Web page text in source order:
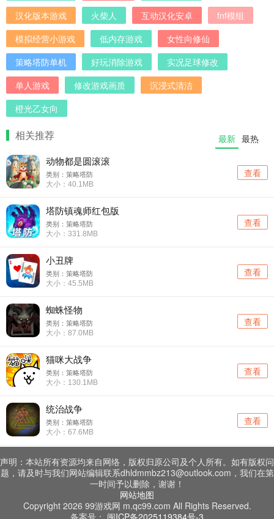
汉化版本游戏
火柴人 互动汉化安卓
fnf模组
模拟经营小游戏
低内存游戏
女性向修仙
策略塔防单机
好玩消除游戏
实况足球修改
单人游戏
修改游戏画质
沉浸式清洁
橙光乙女向
相关推荐 最新 最热
动物都是圆滚滚
类别：策略塔防
大小：40.1MB
查看
塔防镇魂师红包版
类别：策略塔防
大小：331.8MB
查看
小丑牌
类别：策略塔防
大小：45.5MB
查看
蜘蛛怪物
类别：策略塔防
大小：87.0MB
查看
猫咪大战争
类别：策略塔防
大小：130.1MB
查看
统治战争
类别：策略塔防
大小：67.6MB
查看
声明：本站所有资源均来自网络，版权归原公司及个人所有。如有版权问
题，请及时与我们网站编辑联系dhldmmbz213@outlook.com，我们在第
一时间予以删除，谢谢！
网站地图
Copyright 2026 99游戏网 m.qc99.com All Rights Reserved.